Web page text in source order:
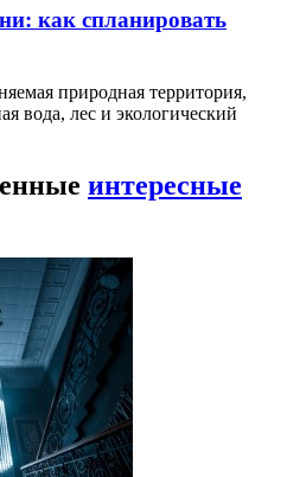
как спланировать
природная территория,
вода, лес и экологический
интересные